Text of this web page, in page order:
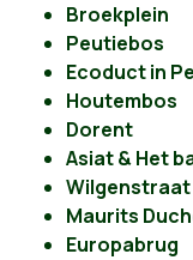
Broekplein
Peutiebos
Ecoduct in
Houtembos
Dorent
Asiat & Het
Wilgenstraat
Maurits
Europabrug